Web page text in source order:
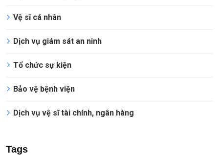
Vệ sĩ cá nhân
Dịch vụ giám sát an ninh
Tổ chức sự kiện
Bảo vệ bệnh viện
Dịch vụ vệ sĩ tài chính, ngân hàng
Tags